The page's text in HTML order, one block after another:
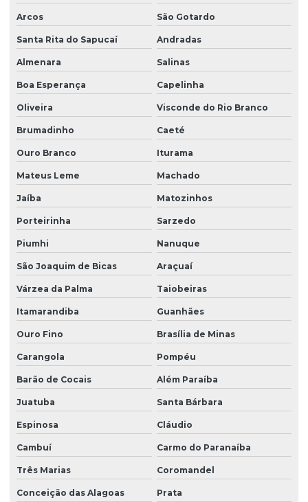
Arcos São Gotardo
Santa Rita do Sapucaí Andradas
Almenara Salinas
Boa Esperança Capelinha
Oliveira Visconde do Rio Branco
Brumadinho Caeté
Ouro Branco Iturama
Mateus Leme Machado
Jaíba Matozinhos
Porteirinha Sarzedo
Piumhi Nanuque
São Joaquim de Bicas Araçuaí
Várzea da Palma Taiobeiras
Itamarandiba Guanhães
Ouro Fino Brasília de Minas
Carangola Pompéu
Barão de Cocais Além Paraíba
Juatuba Santa Bárbara
Espinosa Cláudio
Cambuí Carmo do Paranaíba
Três Marias Coromandel
Conceição das Alagoas Prata